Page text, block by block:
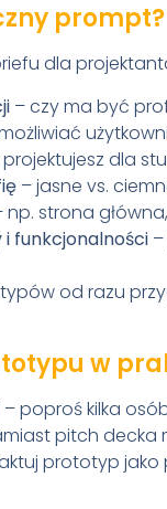
prompt?
dla
– czy ma być
projektujesz dla
– jasne vs.
np. strona
funkcjonalności
od razu
w
– poproś kilka
pitch decka
prototyp jako